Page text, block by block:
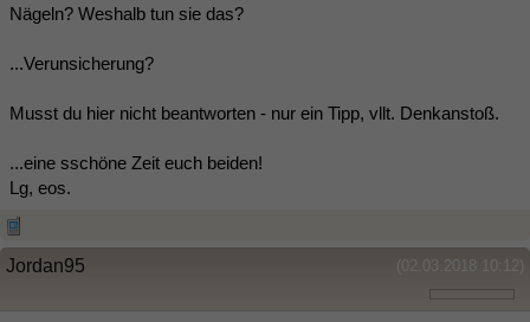
Nägeln? Weshalb tun sie das?
...Verunsicherung?
Musst du hier nicht beantworten - nur ein Tipp, vllt. Denkanstoß.
...eine sschöne Zeit euch beiden!
Lg, eos.
(02.03.2018 10:12)
Jordan95